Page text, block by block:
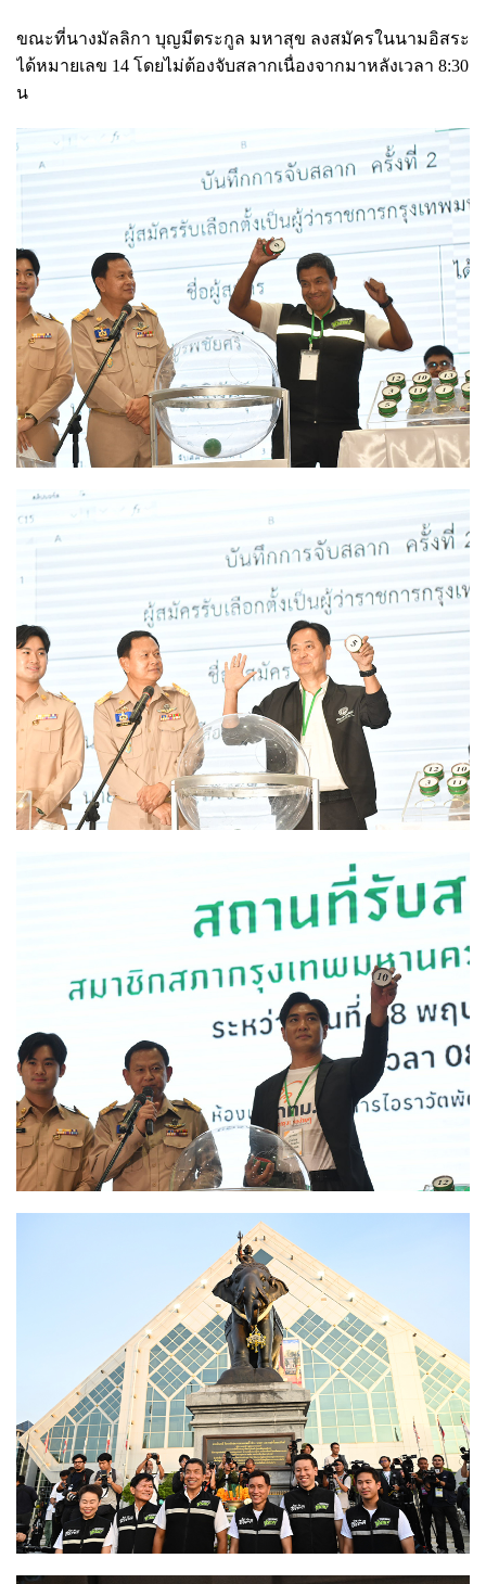
ขณะที่นางมัลลิกา บุญมีตระกูล มหาสุข ลงสมัครในนามอิสระ
ได้หมายเลข 14 โดยไม่ต้องจับสลากเนื่องจากมาหลังเวลา 8:30
น